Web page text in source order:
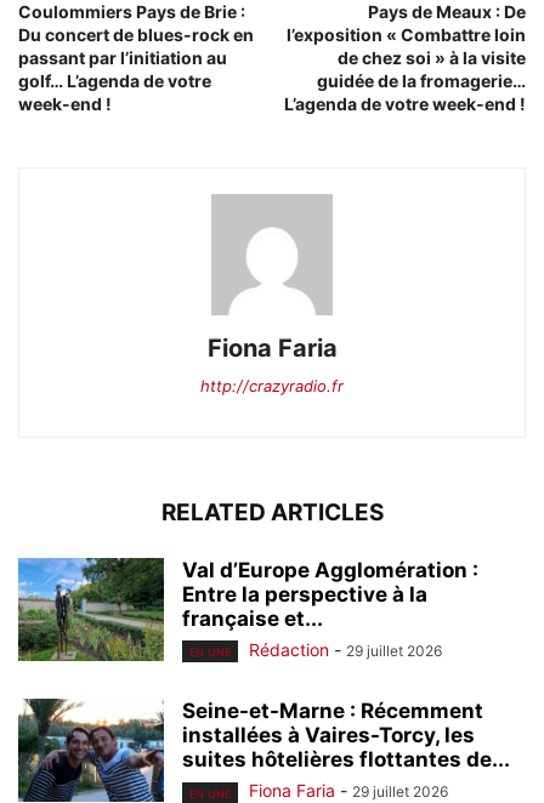
Coulommiers Pays de Brie :
Du concert de blues-rock en
passant par l’initiation au
golf… L’agenda de votre
week-end !
Pays de Meaux : De
l’exposition « Combattre loin
de chez soi » à la visite
guidée de la fromagerie…
L’agenda de votre week-end !
Fiona Faria
http://crazyradio.fr
RELATED ARTICLES
Val d’Europe Agglomération :
Entre la perspective à la
française et...
EN UNE Rédaction - 29 juillet 2026
Seine-et-Marne : Récemment
installées à Vaires-Torcy, les
suites hôtelières flottantes de...
EN UNE Fiona Faria - 29 juillet 2026